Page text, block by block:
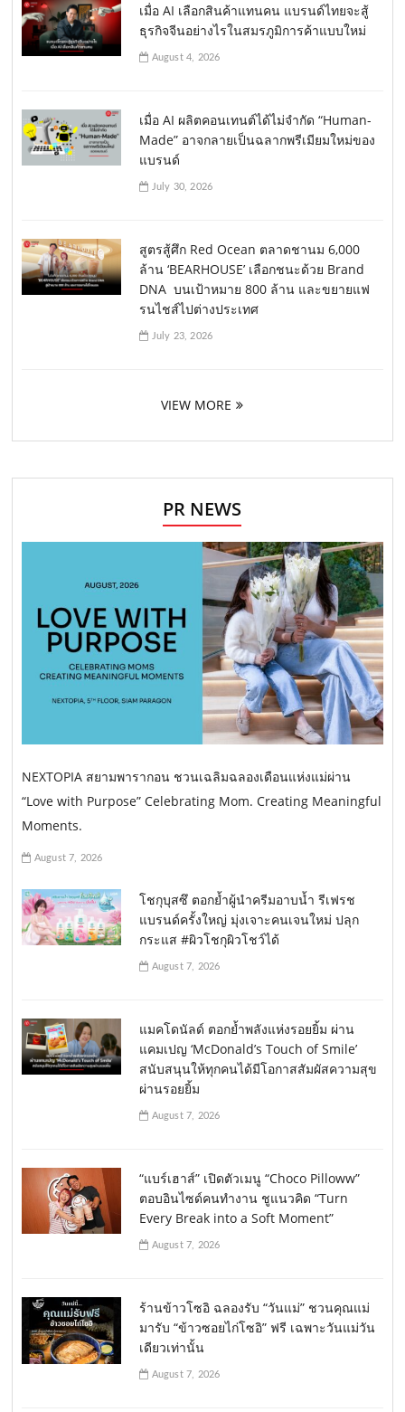
เมื่อ AI เลือกสินค้าแทนคน แบรนด์ไทยจะสู้
ธุรกิจจีนอย่างไรในสมรภูมิการค้าแบบใหม่
August 4, 2026
เมื่อ AI ผลิตคอนเทนต์ได้ไม่จำกัด “Human-
Made” อาจกลายเป็นฉลากพรีเมียมใหม่ของ
แบรนด์
July 30, 2026
สูตรสู้ศึก Red Ocean ตลาดชานม 6,000
ล้าน ‘BEARHOUSE’ เลือกชนะด้วย Brand
DNA บนเป้าหมาย 800 ล้าน และขยายแฟ
รนไชส์ไปต่างประเทศ
July 23, 2026
VIEW MORE
PR NEWS
NEXTOPIA สยามพารากอน ชวนเฉลิมฉลองเดือนแห่งแม่ผ่าน
“Love with Purpose” Celebrating Mom. Creating Meaningful
Moments.
August 7, 2026
โชกุบุสซึ ตอกย้ำผู้นำครีมอาบน้ำ รีเฟรช
แบรนด์ครั้งใหญ่ มุ่งเจาะคนเจนใหม่ ปลุก
กระแส #ผิวโชกุผิวโชว์ได้
August 7, 2026
แมคโดนัลด์ ตอกย้ำพลังแห่งรอยยิ้ม ผ่าน
แคมเปญ ‘McDonald’s Touch of Smile’
สนับสนุนให้ทุกคนได้มีโอกาสสัมผัสความสุข
ผ่านรอยยิ้ม
August 7, 2026
“แบร์เฮาส์” เปิดตัวเมนู “Choco Pilloww”
ตอบอินไซด์คนทำงาน ชูแนวคิด “Turn
Every Break into a Soft Moment”
August 7, 2026
ร้านข้าวโซอิ ฉลองรับ “วันแม่” ชวนคุณแม่
มารับ “ข้าวซอยไก่โซอิ” ฟรี เฉพาะวันแม่วัน
เดียวเท่านั้น
August 7, 2026